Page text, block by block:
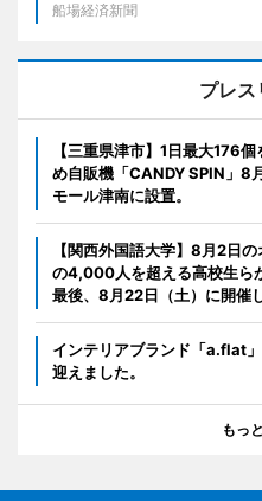
船場経済新聞
プレス
【三重県津市】1日最大176
め自販機「CANDY SPIN」8
モール津南に設置。
【関西外国語大学】8月2日
の4,000人を超える高校生ら
最後、8月22日（土）に開催
インテリアブランド「a.flat
迎えました。
もっ